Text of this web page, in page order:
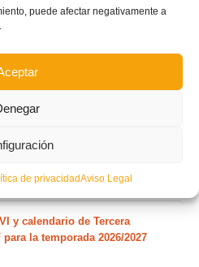
puede afectar negativamente a
de privacidadAviso Legal
grupos y calendarios de Lliga
temporada 2026/2027
de la Copa Federación
y calendario de Tercera
para la temporada 2026/2027